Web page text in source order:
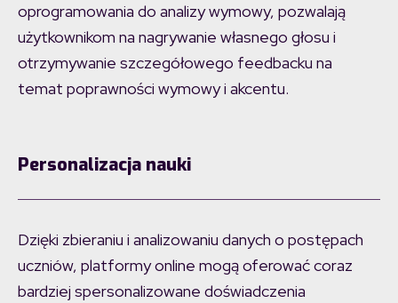
oprogramowania do analizy wymowy, pozwalają
użytkownikom na nagrywanie własnego głosu i
otrzymywanie szczegółowego feedbacku na
temat poprawności wymowy i akcentu.
Personalizacja nauki
Dzięki zbieraniu i analizowaniu danych o postępach
uczniów, platformy online mogą oferować coraz
bardziej spersonalizowane doświadczenia